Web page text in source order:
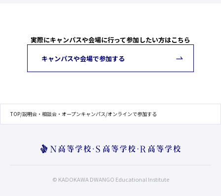
実際にキャンパスや会場に行って参加したい方はこちら
キャンパスや会場で参加する
TOP/説明会・相談会・オープンキャンパス/オンラインで参加する
© KADOKAWA DWANGO Educational Institute